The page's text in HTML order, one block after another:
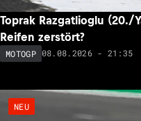
Toprak Razgatlioglu (20./
Reifen zerstört?
MOTOGP 08.08.2026 - 21:35
NEU